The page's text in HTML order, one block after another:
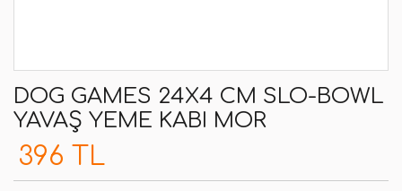
DOG GAMES 24X4 CM SLO-BOWL
YAVAŞ YEME KABI MOR
396 TL